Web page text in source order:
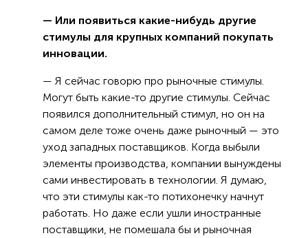
— Или появиться какие-нибудь другие
стимулы для крупных компаний покупать
инновации.
— Я сейчас говорю про рыночные стимулы.
Могут быть какие-то другие стимулы. Сейчас
появился дополнительный стимул, но он на
самом деле тоже очень даже рыночный — это
уход западных поставщиков. Когда выбыли
элементы производства, компании вынуждены
сами инвестировать в технологии. Я думаю,
что эти стимулы как-то потихонечку начнут
работать. Но даже если ушли иностранные
поставщики, не помешала бы и рыночная